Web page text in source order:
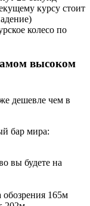
курсу стоит
колесо по
высоком
дешевле чем в
бар мира:
вы будете на
обозрения 165м